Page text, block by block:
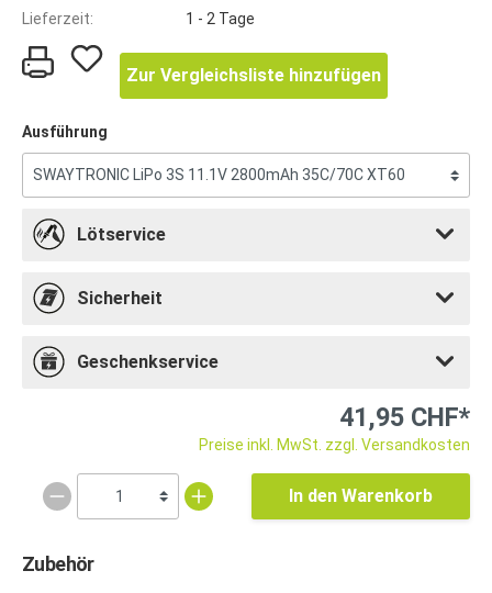
Lieferzeit:
1 - 2 Tage
Zur Vergleichsliste hinzufügen
Ausführung
Lötservice
Sicherheit
Geschenkservice
41,95 CHF*
Preise inkl. MwSt. zzgl. Versandkosten
In den Warenkorb
Zubehör